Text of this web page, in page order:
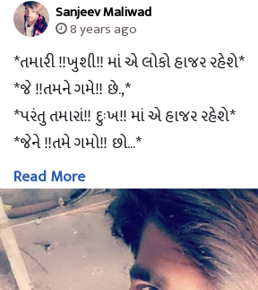
Sanjeev Maliwad
8 years ago
*તમારી ‼ખુશી‼ માં એ લોકો હાજર રહેશે*
*જે ‼તમને ગમે‼ છે.,*
*પરંતુ તમારાં‼ દુઃખ‼ માં એ હાજર રહેશે*
*જેને ‼તમે ગમો‼ છો...*
Read More